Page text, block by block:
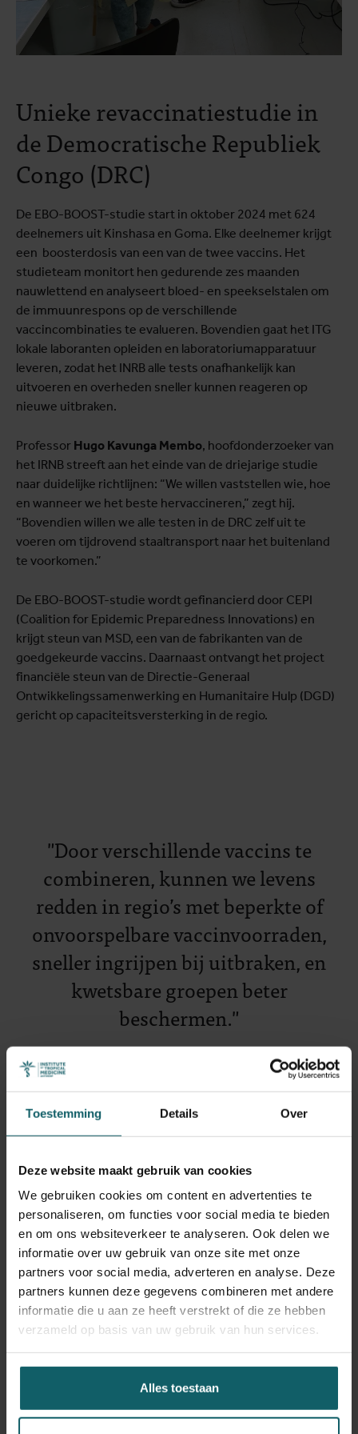
Toestemming Details Over
Deze website maakt gebruik van cookies
We gebruiken cookies om content en advertenties te
personaliseren, om functies voor social media te bieden
en om ons websiteverkeer te analyseren. Ook delen we
informatie over uw gebruik van onze site met onze
partners voor social media, adverteren en analyse. Deze
partners kunnen deze gegevens combineren met andere
informatie die u aan ze heeft verstrekt of die ze hebben
verzameld op basis van uw gebruik van hun services.
Alles toestaan
Unieke revaccinatiestudie in
de Democratische Republiek
Congo (DRC)
De EBO-BOOST-studie start in oktober 2024 met 624
deelnemers uit Kinshasa en Goma. Elke deelnemer krijgt
een boosterdosis van een van de twee vaccins. Het
studieteam monitort hen gedurende zes maanden
nauwlettend en analyseert bloed- en speekselstalen om
de immuunrespons op de verschillende
vaccincombinaties te evalueren. Bovendien gaat het ITG
lokale laboranten opleiden en laboratoriumapparatuur
leveren, zodat het INRB alle tests onafhankelijk kan
uitvoeren en overheden sneller kunnen reageren op
nieuwe uitbraken.
Professor Hugo Kavunga Membo, hoofdonderzoeker van
het IRNB streeft aan het einde van de driejarige studie
naar duidelijke richtlijnen: “We willen vaststellen wie, hoe
en wanneer we het beste hervaccineren,” zegt hij.
“Bovendien willen we alle testen in de DRC zelf uit te
voeren om tijdrovend staaltransport naar het buitenland
te voorkomen.”
De EBO-BOOST-studie wordt gefinancierd door CEPI
(Coalition for Epidemic Preparedness Innovations) en
krijgt steun van MSD, een van de fabrikanten van de
goedgekeurde vaccins. Daarnaast ontvangt het project
financiële steun van de Directie-Generaal
Ontwikkelingssamenwerking en Humanitaire Hulp (DGD)
gericht op capaciteitsversterking in de regio.
"Door verschillende vaccins te
combineren, kunnen we levens
redden in regio’s met beperkte of
onvoorspelbare vaccinvoorraden,
sneller ingrijpen bij uitbraken, en
kwetsbare groepen beter
beschermen."